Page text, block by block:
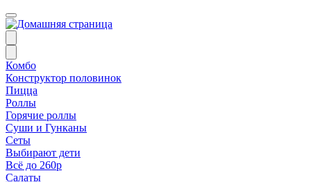
Комбо
Конструктор половинок
Пицца
Роллы
Горячие роллы
Суши и Гунканы
Сеты
Выбирают дети
Всё до 260р
Салаты